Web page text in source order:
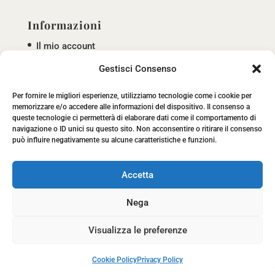
Gestisci Consenso
Per fornire le migliori esperienze, utilizziamo tecnologie come i cookie per
memorizzare e/o accedere alle informazioni del dispositivo. Il consenso a
queste tecnologie ci permetterà di elaborare dati come il comportamento di
navigazione o ID unici su questo sito. Non acconsentire o ritirare il consenso
può influire negativamente su alcune caratteristiche e funzioni.
Accetta
Nega
Visualizza le preferenze
Cookie PolicyPrivacy Policy
Informazioni
Il mio account
Termini e condizioni
Privacy policy
Cookie policy
Privacy Policy|Cookie Policy